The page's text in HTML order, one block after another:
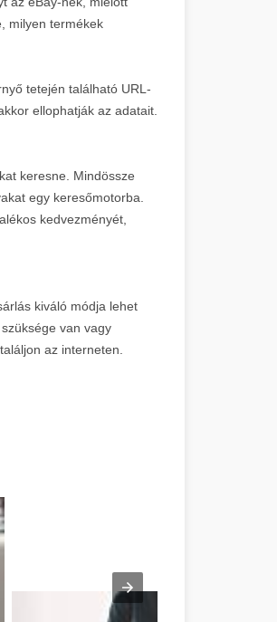
milyen termékek
tetején található URL-
ellophatják az adatait.
keresne. Mindössze
egy keresőmotorba.
kedvezményét,
kiváló módja lehet
van vagy
az interneten.